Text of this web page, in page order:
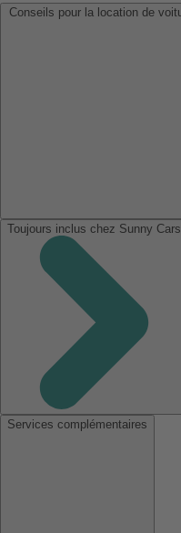
Toujours inclus chez Sunny Cars
Services complémentaires